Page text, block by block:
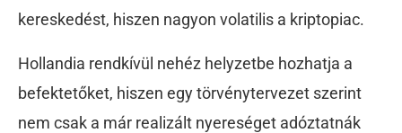
kereskedést, hiszen nagyon volatilis a kriptopiac.
Hollandia rendkívül nehéz helyzetbe hozhatja a
befektetőket, hiszen egy törvénytervezet szerint
nem csak a már realizált nyereséget adóztatnák